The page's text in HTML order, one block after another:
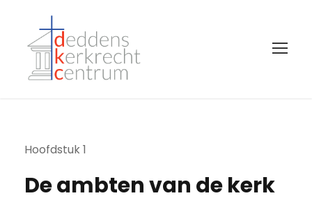
Hoofdstuk 1
De ambten van de kerk